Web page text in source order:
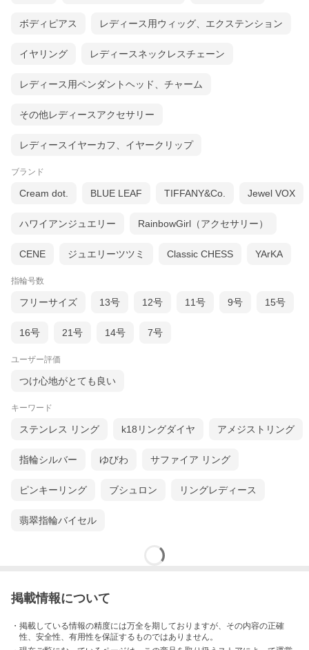
ボディピアス レディース用ウィッグ、エクステンション
イヤリング レディースネックレスチェーン
レディース用ペンダントヘッド、チャーム
その他レディースアクセサリー
レディースイヤーカフ、イヤークリップ
ブランド
Cream dot. BLUE LEAF TIFFANY&Co. Jewel VOX
ハワイアンジュエリー RainbowGirl（アクセサリー）
CENE ジュエリーツツミ Classic CHESS YArKA
指輪号数
フリーサイズ 13号 12号 11号 9号 15号
16号 21号 14号 7号
ユーザー評価
つけ心地がとても良い
キーワード
ステンレス リング k18リングダイヤ アメジストリング
指輪シルバー ゆびわ サファイア リング
ピンキーリング ブシュロン リングレディース
翡翠指輪バイセル
掲載情報について
・掲載している情報の精度には万全を期しておりますが、その内容の正確
性、安全性、有用性を保証するものではありません。